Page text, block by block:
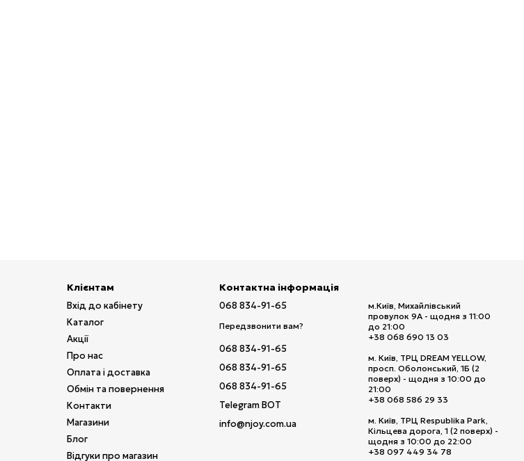
Клієнтам
Вхід до кабінету
Каталог
Акції
Про нас
Оплата і доставка
Обмін та повернення
Контакти
Магазини
Блог
Відгуки про магазин
Контактна інформація
068 834-91-65
Передзвонити вам?
068 834-91-65
068 834-91-65
068 834-91-65
Telegram BOT
info@njoy.com.ua
м.Київ, Михайлівський
провулок 9А - щодня з 11:00
до 21:00
+38 068 690 13 03
м. Київ, ТРЦ DREAM YELLOW,
просп. Оболонський, 1Б (2
поверх) - щодня з 10:00 до
21:00
+38 068 586 29 33
м. Київ, ТРЦ Respublika Park,
Кільцева дорога, 1 (2 поверх) -
щодня з 10:00 до 22:00
+38 097 449 34 78